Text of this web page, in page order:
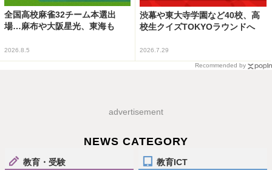
全国高校麻雀32チーム本選出
場…麻布や大阪星光、東海も
2026.8.5
渋幕や東大寺学園など40校、高
校生クイズTOKYOラウンドへ
2026.7.29
Recommended by
advertisement
NEWS CATEGORY
教育・受験 教育ICT